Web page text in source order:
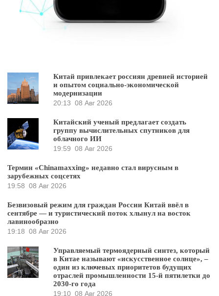
Китай привлекает россиян древней историей
и опытом социально-экономической
модернизации
20:13 08 Авг 2026
Китайский ученый предлагает создать
группу вычислительных спутников для
облачного ИИ
19:59 08 Авг 2026
Термин «Chinamaxxing» недавно стал вирусным в
зарубежных соцсетях
19:58 08 Авг 2026
Безвизовый режим для граждан России Китай ввёл в
сентябре — и туристический поток хлынул на восток
лавинообразно
19:18 08 Авг 2026
Управляемый термоядерный синтез, который
в Китае называют «искусственное солнце», –
один из ключевых приоритетов будущих
отраслей промышленности 15-й пятилетки до
2030-го года
19:10 08 Авг 2026